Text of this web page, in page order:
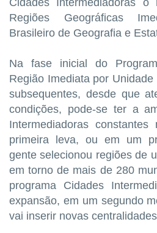
Regiões Geográficas
Brasileiro de Geografia e
Na fase inicial do
Região Imediata por
subsequentes, desde que
condições, pode-se ter a
Intermediadoras constantes
primeira leva, ou em um
gente selecionou regiões de
em torno de mais de 280
programa Cidades
expansão, em um segundo
vai inserir novas